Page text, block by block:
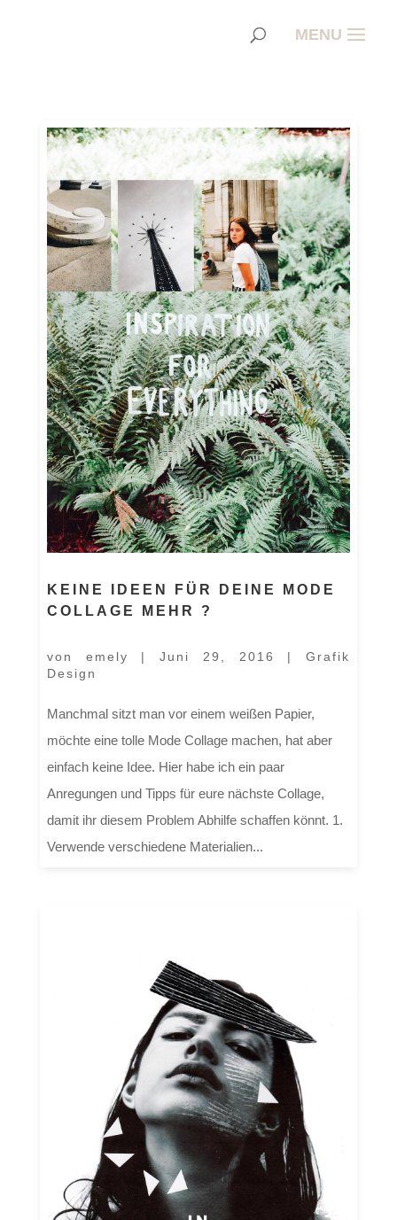
KEINE IDEEN FÜR DEINE MODE
COLLAGE MEHR ?
von emely |Juni 29, 2016 |Grafik
Design
Manchmal sitzt man vor einem weißen Papier,
möchte eine tolle Mode Collage machen, hat aber
einfach keine Idee. Hier habe ich ein paar
Anregungen und Tipps für eure nächste Collage,
damit ihr diesem Problem Abhilfe schaffen könnt. 1.
Verwende verschiedene Materialien...